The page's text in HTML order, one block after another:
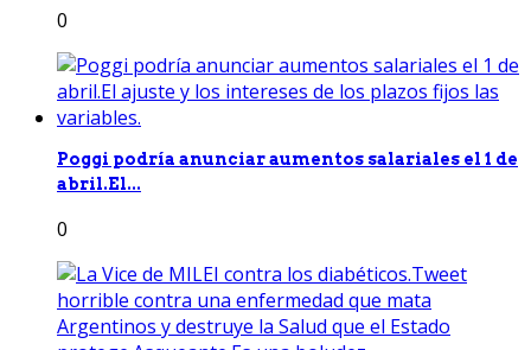
0
Poggi podría anunciar aumentos salariales el 1 de
abril.El...
0